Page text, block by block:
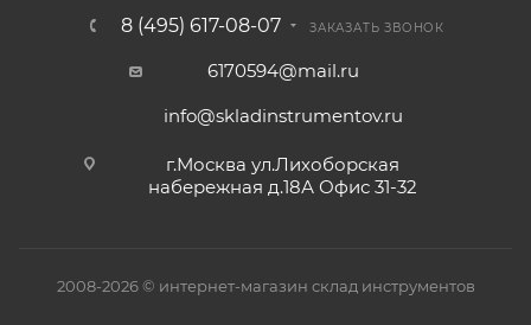
8 (495) 617-08-07 ЗАКАЗАТЬ ЗВОНОК
6170594@mail.ru
info@skladinstrumentov.ru
г.Москва ул.Лихоборская
набережная д.18А Офис 31-32
2008-2026 © интернет-магазин склад инструментов